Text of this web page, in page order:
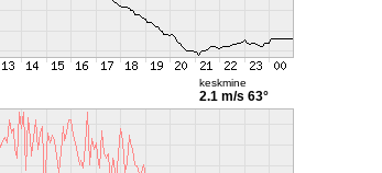
keskmine
2.1 m/s 63°